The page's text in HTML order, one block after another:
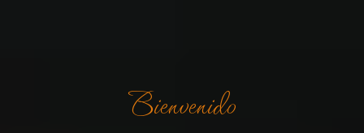
Bienvenido